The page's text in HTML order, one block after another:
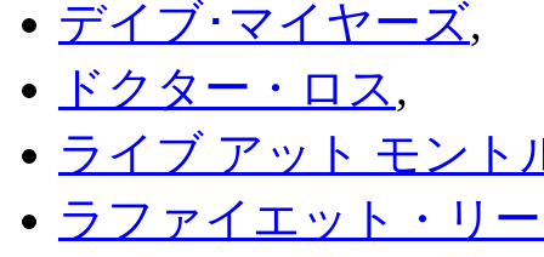
デイブ･マイヤーズ,
ドクター・ロス,
ライブ アット モント
ラファイエット・リ